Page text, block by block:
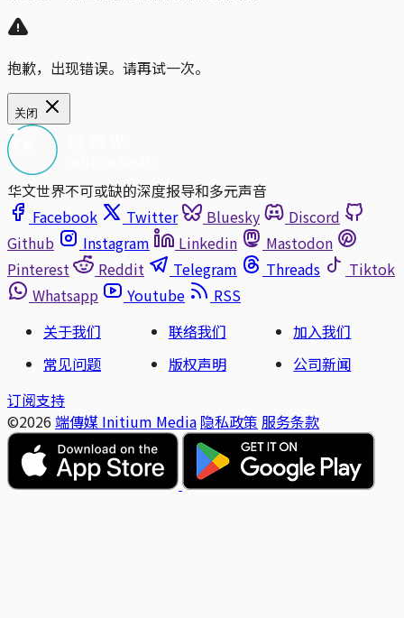
抱歉，出现错误。请再试一次。
关闭
华文世界不可或缺的深度报导和多元声音
Facebook
Twitter Bluesky
Discord
Github
Instagram Linkedin
Mastodon
Pinterest
Reddit Telegram Threads
Tiktok
Whatsapp
Youtube
RSS
关于我们
联络我们
加入我们
常见问题
版权声明
公司新闻
订阅支持
©2026 端傳媒 Initium Media 隐私政策 服务条款